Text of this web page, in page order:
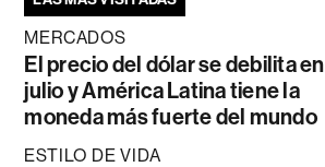
MERCADOS
El precio del dólar se debilita en
julio y América Latina tiene la
moneda más fuerte del mundo
ESTILO DE VIDA